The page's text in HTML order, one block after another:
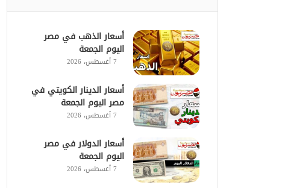
أسعار الذهب في مصر
اليوم الجمعة
7 أغسطس، 2026
أسعار الدينار الكويتي في
مصر اليوم الجمعة
7 أغسطس، 2026
أسعار الدولار في مصر
اليوم الجمعة
7 أغسطس، 2026